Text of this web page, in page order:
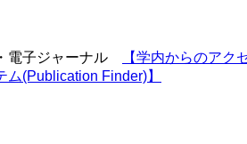
電子ジャーナル 【学内からのアク
ム(Publication Finder)】